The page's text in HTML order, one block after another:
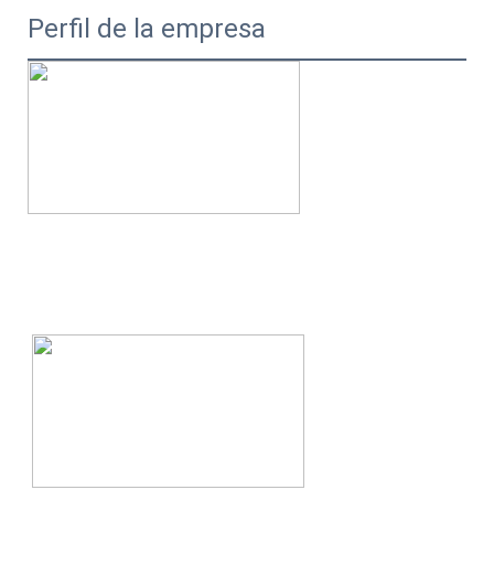
Perfil de la empresa